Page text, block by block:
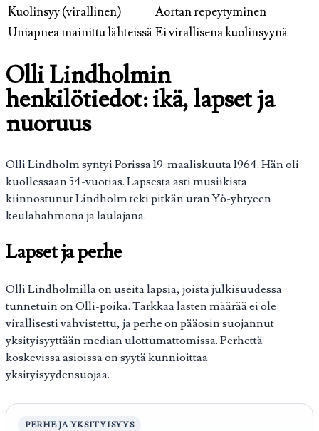
Kuolinsyy (virallinen)
Aortan repeytyminen
Uniapnea mainittu lähteissäEi virallisena kuolinsyynä
Olli Lindholmin
henkilötiedot: ikä, lapset ja
nuoruus
Olli Lindholm syntyi Porissa 19. maaliskuuta 1964. Hän oli
kuollessaan 54-vuotias. Lapsesta asti musiikista
kiinnostunut Lindholm teki pitkän uran Yö-yhtyeen
keulahahmona ja laulajana.
Lapset ja perhe
Olli Lindholmilla on useita lapsia, joista julkisuudessa
tunnetuin on Olli-poika. Tarkkaa lasten määrää ei ole
virallisesti vahvistettu, ja perhe on pääosin suojannut
yksityisyyttään median ulottumattomissa. Perhettä
koskevissa asioissa on syytä kunnioittaa
yksityisyydensuojaa.
PERHE JA YKSITYISYYS